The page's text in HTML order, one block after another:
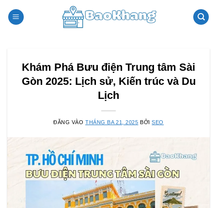
qua
Khám Phá Bưu điện Trung tâm Sài
Gòn 2025: Lịch sử, Kiến trúc và Du
Lịch
ĐĂNG VÀO THÁNG BA 21, 2025 BỞISEO